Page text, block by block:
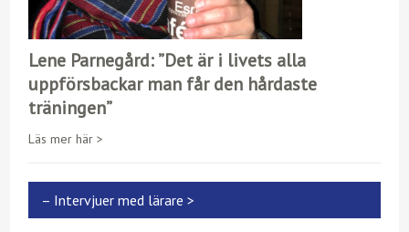
Lene Parnegård: ”Det är i livets alla
uppförsbackar man får den hårdaste
träningen”
Läs mer här >
– Intervjuer med lärare >